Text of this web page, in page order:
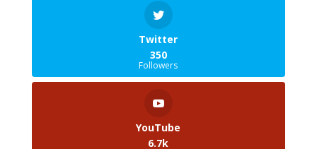
Twitter
350
Followers
YouTube
6.7k